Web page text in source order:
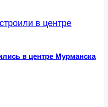
в центре Мурманска